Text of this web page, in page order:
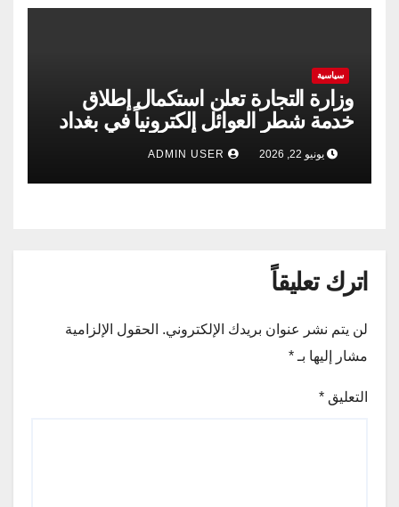
سياسية
وزارة التجارة تعلن استكمال إطلاق
خدمة شطر العوائل إلكترونياً في بغداد
وجميع المحافظات
يونيو 22, 2026
اترك تعليقاً
لن يتم نشر عنوان بريدك الإلكتروني. الحقول الإلزامية
مشار إليها بـ *
التعليق *